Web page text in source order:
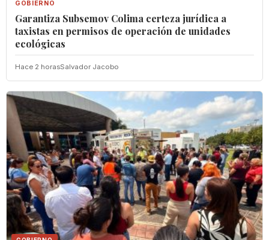
GOBIERNO
Garantiza Subsemov Colima certeza jurídica a
taxistas en permisos de operación de unidades
ecológicas
Hace 2 horasSalvador Jacobo